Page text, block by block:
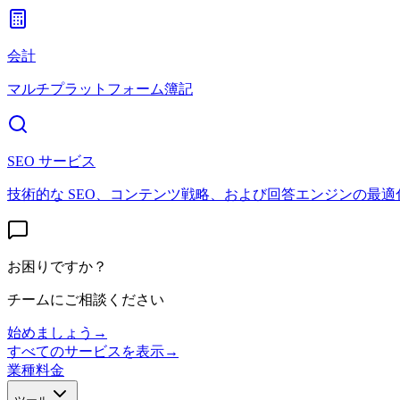
会計
マルチプラットフォーム簿記
SEO サービス
技術的な SEO、コンテンツ戦略、および回答エンジンの最適
お困りですか？
チームにご相談ください
始めましょう →
すべてのサービスを表示→
業種料金